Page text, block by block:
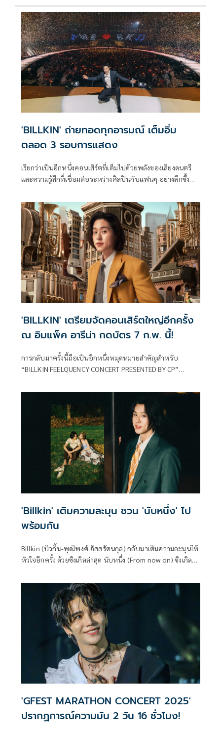
'BILLKIN' ถ่ายทอดทุกอารมณ์ เต็มอิ่ม
ตลอด 3 รอบการแสดง
เรียกว่าเป็นอีกหนึ่งคอนเสิร์ตที่เต็มไปด้วยพลังของเสียงดนตรี
และความรู้สึกที่เชื่อมต่อระหว่างศิลปินกับแฟนๆ อย่างลึกซึ้ง
คอนเสิร์ตใหญ่เต็มรูปแบบของศิลปินคุณภาพ ‘BILLKIN’ (บิ
วกิ้น-พุฒิพงศ์ อัสสรัตนกุล) ที่ทุบสถิติบัตร SOLD OUT ทั้ง 3
รอบการแสดง
'BILLKIN' เตรียมจัดคอนเสิร์ตใหญ่อีกครั้ง
ณ อิมแพ็ค อารีน่า กดบัตร 7 ก.พ. นี้!
การกลับมาครั้งนี้ถือเป็นอีกหนึ่งหมุดหมายสำคัญสำหรับ
“BILLKIN FEELQUENCY CONCERT PRESENTED BY CP”
สรัตนกุล) จัดขึ้นระหว่างวันที่ 13, 14, 15 มีนาคม 2569 ณ อิม
แพ็ค อารีน่า เมืองทองธานี
'Billkin' เติมความละมุน ชวน 'นับหนึ่ง' ไป
พร้อมกัน
Billkin (บิวกิ้น-พุฒิพงศ์ อัสสรัตนกุล) กลับมาเติมความละมุนให้
หัวใจอีกครั้ง ด้วยซิงเกิลล่าสุด นับหนึ่ง (From now on) ซิงเกิล
โมเมนต์ของการอยากเริ่มต้นนับหนึ่งในความสัมพันธ์กับใครสัก
คน พาให้คิดถึงช่วงเวลาแสนพิเศษของวันแรกที่คบกัน หรืออาจ
จะพาย้อนกลับไปคิดถึงแฟนคนแรกหรือรักครั้งแรก ผ่านเรื่อง
ราวที่เรียบง่ายแต่ใส่ใจในทุกรายละเอียด เช่น “จะรอเที่ยงคืนใน
วันเกิดเธอทุก ๆ ปี” หรือ “จะจองที่นั่งข้างคนขับให้เธอทุกวัน”
'GFEST MARATHON CONCERT 2025'
ปรากฏการณ์ความมัน 2 วัน 16 ชั่วโมง!